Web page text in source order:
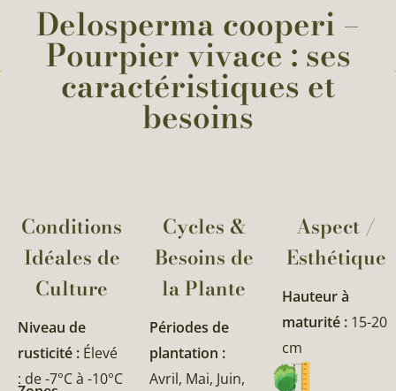
Delosperma cooperi –
Pourpier vivace : ses
caractéristiques et
besoins
Conditions
Idéales de
Culture
Niveau de
rusticité : Élevé
: de -7°C à -10°C
Cycles &
Besoins de
la Plante​
Périodes de
plantation :
Avril, Mai, Juin,
Aspect /
Esthétique
Hauteur à
maturité : 15-20
cm